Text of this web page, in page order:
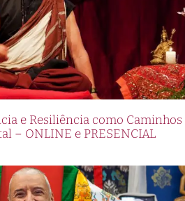
e Resiliência como Caminhos
– ONLINE e PRESENCIAL